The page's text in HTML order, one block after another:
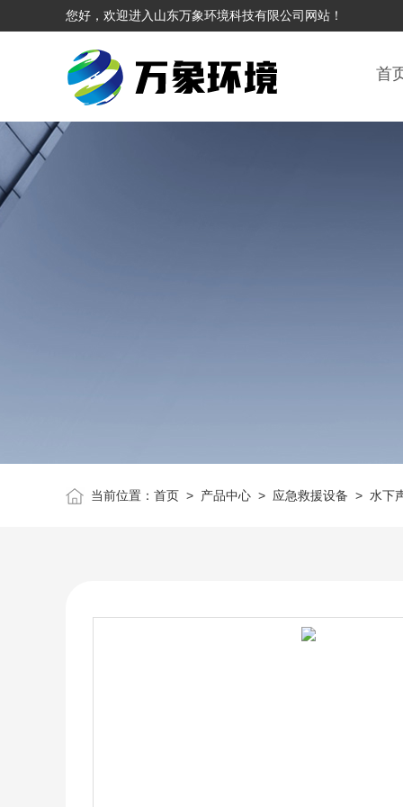
您好，欢迎进入山东万象环境科技有限公司网站！
首
当前位置： 首页> 产品中心> 应急救援设备 > 水下